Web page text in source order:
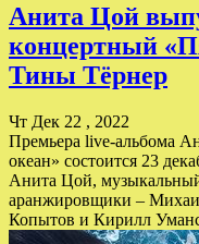
Анита Цой
концертный
Тины Тёрнер
Чт Дек 22 , 2022
Премьера live-альбома
океан» состоится 23
Анита Цой,
аранжировщики –
Копытов и Кирилл